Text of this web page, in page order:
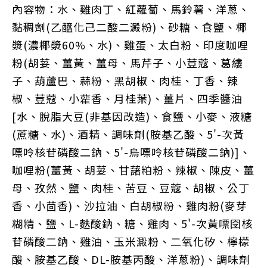
內容物：水、雞肉丁、紅蘿蔔、馬鈴薯、洋蔥、
黏稠劑(乙醯化己二酸二澱粉)、砂糖、食鹽、椰
漿(濃椰漿60%、水)、雞蛋、太白粉、印度咖哩
粉(胡荽、薑黃、薑母、馬芹子、小荳蔻、葛縷
子、葫蘆巴、蒜粉、黑胡椒、肉桂、丁香、辣
椒、荳蔻、小雚香、月桂葉)、薑片、四季醬油
[水、脫脂大豆(非基因改造)、食鹽、小麥、液糖
(蔗糖、水)、酒精、調味劑(胺基乙酸、5'-次黃
嘌呤核苷磷酸二鈉、5'-烏嘌呤核苷磷酸二鈉)]、
咖哩粉(薑黃、胡荽、甘藷粕粉、辣椒、陳皮、薑
母、孜然、鹽、肉桂、苦豆、豆蔻、胡椒、公丁
香、小茴香)、沙拉油、白胡椒粉、雞肉粉(麥芽
糊精、鹽、L-麩酸鈉、糖、雞肉、5'-次黃嘌囹核
苷磷酸二鈉、雞油、玉米澱粉、二氧化矽、檸檬
酸、胺基乙酸、DL-胺基丙酸、洋蔥粉)、調味劑